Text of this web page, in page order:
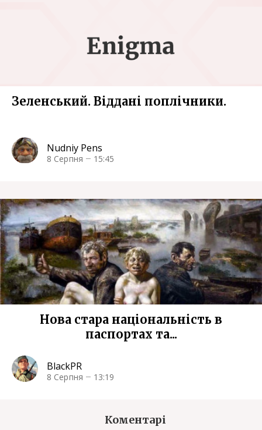
Зеленський. Віддані поплічники.
Nudniy Pens
8 Серпня 15:45
Нова стара національність в
паспортах та...
BlackPR
8 Серпня 13:19
Коментарі